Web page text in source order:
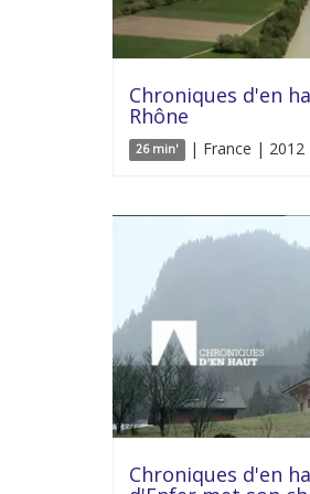
Chroniques d'en
Rhône
26 min' | France | 2012
Chroniques d'en